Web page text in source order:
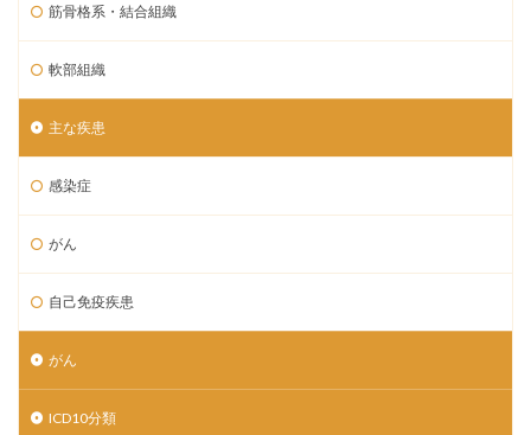
筋骨格系・結合組織
軟部組織
主な疾患
感染症
がん
自己免疫疾患
がん
ICD10分類